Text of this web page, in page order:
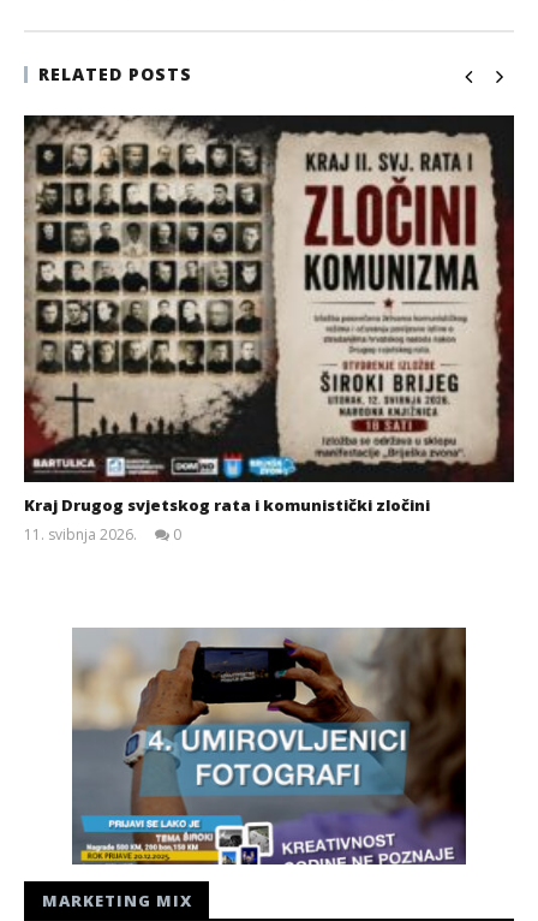
RELATED POSTS
Kraj Drugog svjetskog rata i komunistički zločini
11. svibnja 2026.
0
MARKETING MIX